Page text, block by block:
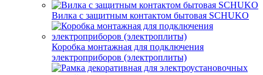
Вилка с защитным контактом бытовая SCHUKO
Коробка монтажная для подключения
электроприборов (электроплиты)